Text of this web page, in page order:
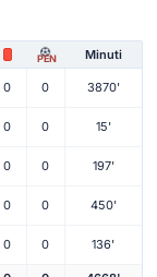
PEN Minuti
0 0 3870'
0 0 15'
0 0 197'
0 0 450'
0 0 136'